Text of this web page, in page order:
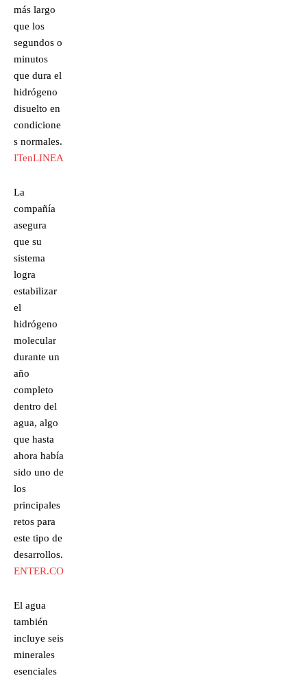
más largo
que los
segundos o
minutos
que dura el
hidrógeno
disuelto en
condicione
s normales.
ITenLINEA
La
compañía
asegura
que su
sistema
logra
estabilizar
el
hidrógeno
molecular
durante un
año
completo
dentro del
agua, algo
que hasta
ahora había
sido uno de
los
principales
retos para
este tipo de
desarrollos.
ENTER.CO
El agua
también
incluye seis
minerales
esenciales